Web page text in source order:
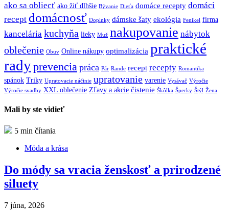
ako sa obliecť ako žiť dlhšie Bývanie Dieťa domáce recepty domáci
recept domácnosť Doplnky dámske šaty ekológia Fenikel firma
kancelária kuchyňa lieky Muž nakupovanie nábytok
oblečenie Obuv Online nákupy optimalizácia praktické
radyprevencia práca Pár Rande recept recepty Romantika
spánok Triky Upratovacie náčinie upratovanie varenie Vysávač Výročie
Výročie svadby XXL oblečenie Zľavy a akcie čistenie Škôlka Šperky Štýl Žena
Mali by ste vidieť
5 min čítania
Móda a krása
Do módy sa vracia ženskosť a prirodzené
siluety
7 júna, 2026